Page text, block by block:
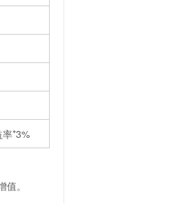
*3%
。